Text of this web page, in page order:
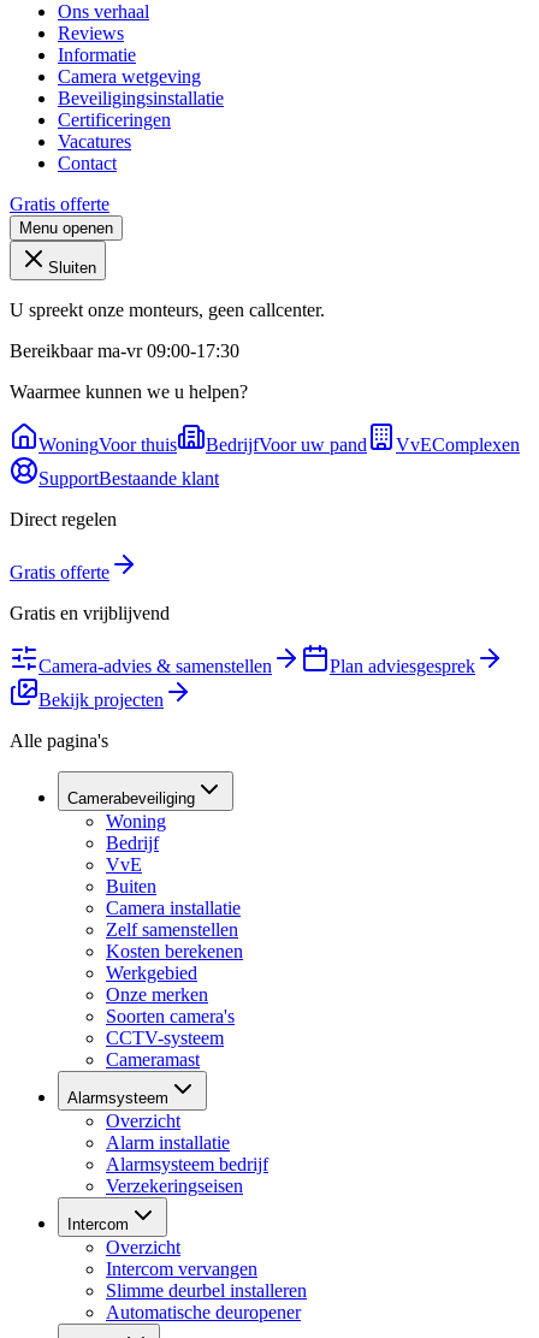
Ons verhaal
Reviews
Informatie
Camera wetgeving
Beveiligingsinstallatie
Certificeringen
Vacatures
Contact
Gratis offerte
Menu openen
Sluiten
U spreekt onze monteurs, geen callcenter.
Bereikbaar ma-vr 09:00-17:30
Waarmee kunnen we u helpen?
WoningVoor thuis BedrijfVoor uw pand VvEComplexen
SupportBestaande klant
Direct regelen
Gratis offerte
Gratis en vrijblijvend
Camera-advies & samenstellen
Plan adviesgesprek
Bekijk projecten
Alle pagina's
Camerabeveiliging
Woning
Bedrijf
VvE
Buiten
Camera installatie
Zelf samenstellen
Kosten berekenen
Werkgebied
Onze merken
Soorten camera's
CCTV-systeem
Cameramast
Alarmsysteem
Overzicht
Alarm installatie
Alarmsysteem bedrijf
Verzekeringseisen
Intercom
Overzicht
Intercom vervangen
Slimme deurbel installeren
Automatische deuropener